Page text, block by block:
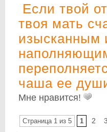
Если твой
твоя мать
изысканным
чаша ее
Мне нравится!
Страница 1 из 5 1 2 3